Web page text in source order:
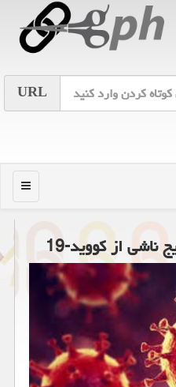
URL
منو
ناشی از كووید-19